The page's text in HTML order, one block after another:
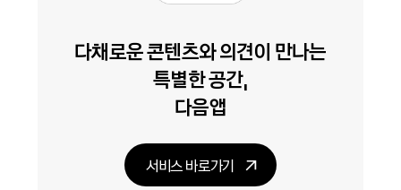
다채로운 콘텐츠와 의견이 만나는
특별한 공간,
다음앱
서비스 바로가기